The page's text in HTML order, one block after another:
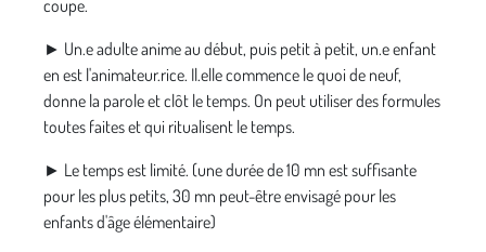
coupe.
► Un.e adulte anime au début, puis petit à petit, un.e enfant
en est l'animateur.rice. Il.elle commence le quoi de neuf,
donne la parole et clôt le temps. On peut utiliser des formules
toutes faites et qui ritualisent le temps.
► Le temps est limité. (une durée de 10 mn est suffisante
pour les plus petits, 30 mn peut-être envisagé pour les
enfants d'âge élémentaire)